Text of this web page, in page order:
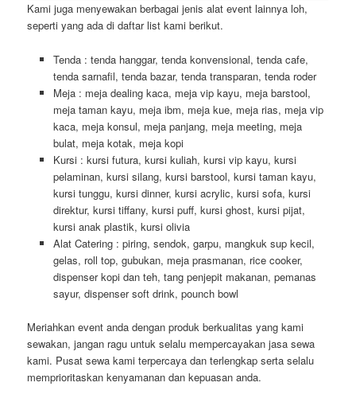
Kami juga menyewakan berbagai jenis alat event lainnya loh,
seperti yang ada di daftar list kami berikut.
Tenda : tenda hanggar, tenda konvensional, tenda cafe,
tenda sarnafil, tenda bazar, tenda transparan, tenda roder
Meja : meja dealing kaca, meja vip kayu, meja barstool,
meja taman kayu, meja ibm, meja kue, meja rias, meja vip
kaca, meja konsul, meja panjang, meja meeting, meja
bulat, meja kotak, meja kopi
Kursi : kursi futura, kursi kuliah, kursi vip kayu, kursi
pelaminan, kursi silang, kursi barstool, kursi taman kayu,
kursi tunggu, kursi dinner, kursi acrylic, kursi sofa, kursi
direktur, kursi tiffany, kursi puff, kursi ghost, kursi pijat,
kursi anak plastik, kursi olivia
Alat Catering : piring, sendok, garpu, mangkuk sup kecil,
gelas, roll top, gubukan, meja prasmanan, rice cooker,
dispenser kopi dan teh, tang penjepit makanan, pemanas
sayur, dispenser soft drink, pounch bowl
Meriahkan event anda dengan produk berkualitas yang kami
sewakan, jangan ragu untuk selalu mempercayakan jasa sewa
kami. Pusat sewa kami terpercaya dan terlengkap serta selalu
memprioritaskan kenyamanan dan kepuasan anda.